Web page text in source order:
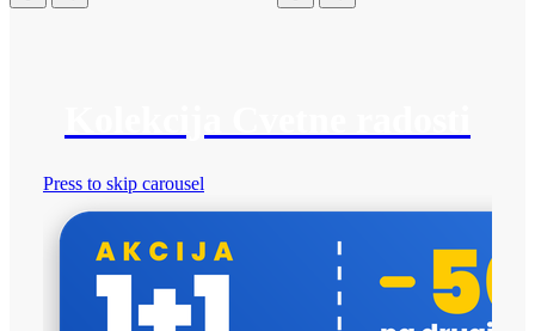
Press to skip carousel